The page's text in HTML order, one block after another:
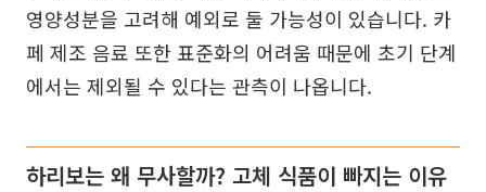
영양성분을 고려해 예외로 둘 가능성이 있습니다. 카
페 제조 음료 또한 표준화의 어려움 때문에 초기 단계
에서는 제외될 수 있다는 관측이 나옵니다.
하리보는 왜 무사할까? 고체 식품이 빠지는 이유